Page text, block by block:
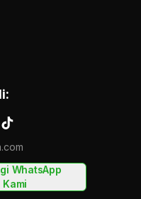
WhatsApp
Kami